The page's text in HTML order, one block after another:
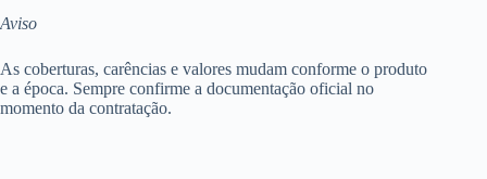
Aviso
As coberturas, carências e valores mudam conforme o produto
e a época. Sempre confirme a documentação oficial no
momento da contratação.